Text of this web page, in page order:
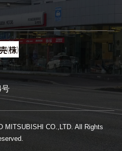
号
MITSUBISHI CO.,LTD. All Rights